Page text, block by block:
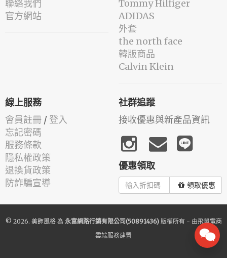
聯絡我們
官方網站
Tommy Hilfiger
ADIDAS
外套
the north face
韓版商品
Calvin Klein
線上服務
會員註冊 / 登入
忘記密碼
服務條款
隱私權政策
退換貨政策
防詐騙宣導
社群追蹤
接收優惠與新產品資訊
優惠領取
領取優惠
© 2026. 美飾風格為 永富網路行銷有限公司(50891436)版權所有 - 由飛鼠電商
雲端服務建置